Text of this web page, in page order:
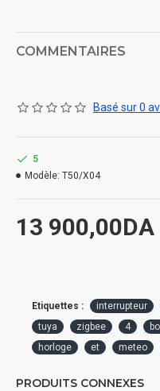
COMMENTAIRES
Basé sur 0
13 900,00DA
5
Modèle: T50/X04
Etiquettes : interrupteur
tuya
zigbee 4
horloge
et meteo
PRODUITS CONNEXES